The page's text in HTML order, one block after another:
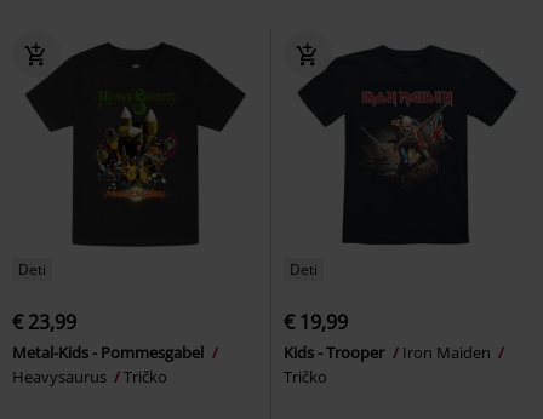
Deti
€ 23,99
Metal-Kids - Pommesgabel
Heavysaurus
Tričko
Deti
€ 19,99
Kids - Trooper
Iron Maiden
Tričko